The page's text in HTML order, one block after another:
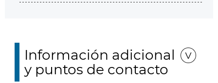
Información adicional
y puntos de contacto